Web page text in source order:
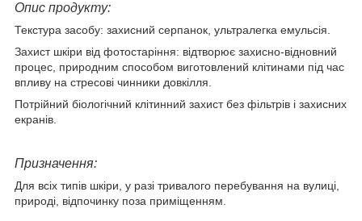
Опис продукту:
Текстура засобу: захисний серпанок, ультралегка емульсія.
Захист шкіри від фотостаріння: відтворює захисно-відновний
процес, природним способом виготовлений клітинами під час
впливу на стресові чинники довкілля.
Потрійний біологічний клітинний захист без фільтрів і захисних
екранів.
Призначення:
Для всіх типів шкіри, у разі тривалого перебування на вулиці,
природі, відпочинку поза приміщенням.